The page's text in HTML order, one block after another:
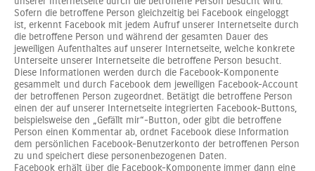
Sofern die betroffene Person gleichzeitig bei Facebook eingeloggt
ist, erkennt Facebook mit jedem Aufruf unserer Internetseite durch
die betroffene Person und während der gesamten Dauer des
jeweiligen Aufenthaltes auf unserer Internetseite, welche konkrete
Unterseite unserer Internetseite die betroffene Person besucht.
Diese Informationen werden durch die Facebook-Komponente
gesammelt und durch Facebook dem jeweiligen Facebook-Account
der betroffenen Person zugeordnet. Betätigt die betroffene Person
einen der auf unserer Internetseite integrierten Facebook-Buttons,
beispielsweise den „Gefällt mir“-Button, oder gibt die betroffene
Person einen Kommentar ab, ordnet Facebook diese Information
dem persönlichen Facebook-Benutzerkonto der betroffenen Person
zu und speichert diese personenbezogenen Daten.
Facebook erhält über die Facebook-Komponente immer dann eine